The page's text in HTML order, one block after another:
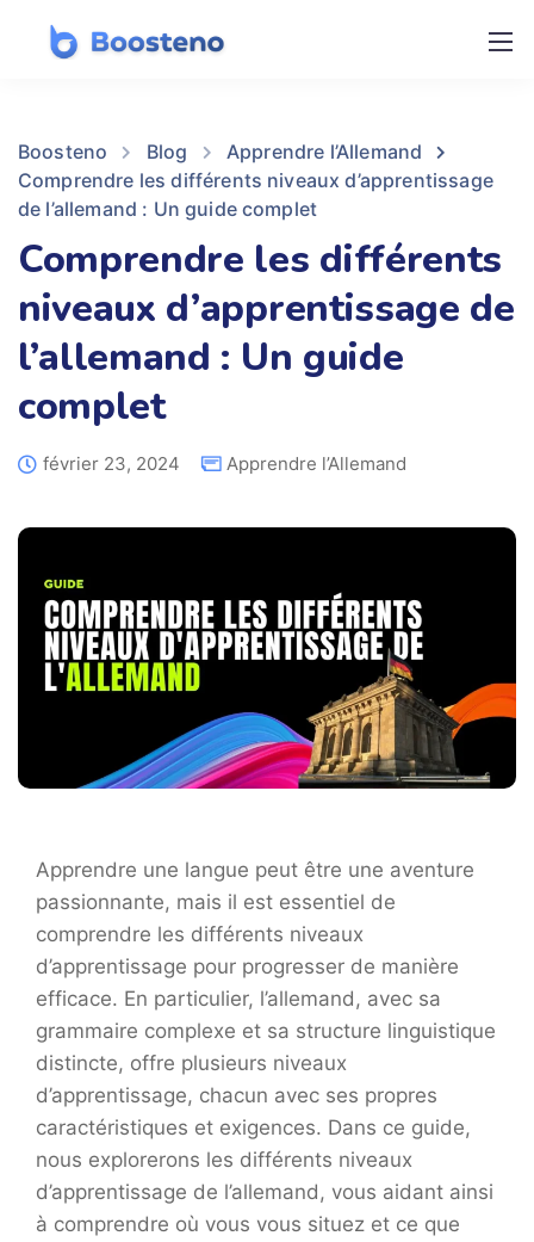
Boosteno Blog
Apprendre l’Allemand
Comprendre les différents niveaux d’apprentissage
de l’allemand : Un guide complet
Comprendre les différents
niveaux d’apprentissage de
l’allemand : Un guide
complet
février 23, 2024 Apprendre l’Allemand
Apprendre une langue peut être une aventure
passionnante, mais il est essentiel de
comprendre les différents niveaux
d’apprentissage pour progresser de manière
efficace. En particulier, l’allemand, avec sa
grammaire complexe et sa structure linguistique
distincte, offre plusieurs niveaux
d’apprentissage, chacun avec ses propres
caractéristiques et exigences. Dans ce guide,
nous explorerons les différents niveaux
d’apprentissage de l’allemand, vous aidant ainsi
à comprendre où vous vous situez et ce que